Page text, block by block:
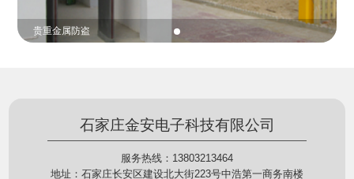
贵重金属防盗
石家庄金安电子科技有限公司
服务热线：13803213464
地址：石家庄长安区建设北大街223号中浩第一商务南楼